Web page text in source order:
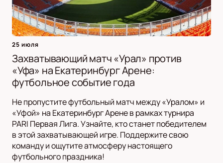
25 июля
Захватывающий матч «Урал» против
«Уфа» на Екатеринбург Арене:
футбольное событие года
Не пропустите футбольный матч между «Уралом» и
«Уфой» на Екатеринбург Арене в рамках турнира
PARI Первая Лига. Узнайте, кто станет победителем
в этой захватывающей игре. Поддержите свою
команду и ощутите атмосферу настоящего
футбольного праздника!